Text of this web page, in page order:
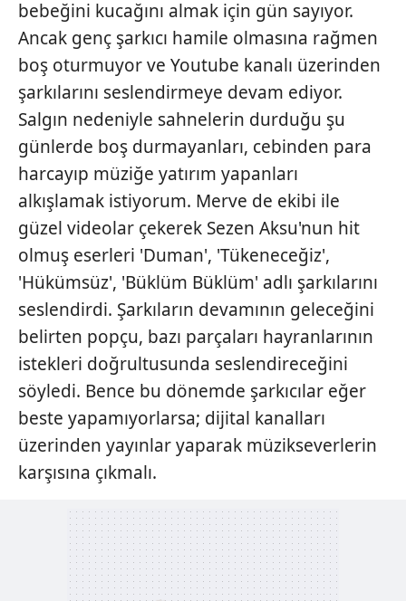
verileriniz işlenmekte olup gerekli olan çerezler bilgi
toplumu hizmetlerinin sunulması amacıyla
kullanılmaktadır. Diğer çerezler, sitemizin daha işlevsel
kılınması ve kişiselleştirilmesi ve sizlere yönelik
reklam/pazarlama faaliyetlerinin yapılması, amaçlarıyla
sınırlı olarak açık rızanız dahilinde kullanılacaktır.
Çerezlere ilişkin tercihlerinizi aşağıda yer alan panel
vasıtasıyla belirleyebilirsiniz. Çerezlere ilişkin detaylı bilgi
için Ayarlar butonuna tıklayabilir,
Metnimiziziyaret edebilirsiniz.
6698 sayılı Kişisel Verilerin Korunması Kanunu uyarınca
hazırlanmış Aydınlatma Metnimizi okumak ve sitemizde
ilgili mevzuata uygun olarak kullanılan çerezlerle ilgili bilgi
almak için lütfentıklayınız .
bebeğini kucağını almak için gün sayıyor.
Ancak genç şarkıcı hamile olmasına rağmen
boş oturmuyor ve Youtube kanalı üzerinden
şarkılarını seslendirmeye devam ediyor.
Salgın nedeniyle sahnelerin durduğu şu
günlerde boş durmayanları, cebinden para
harcayıp müziğe yatırım yapanları
alkışlamak istiyorum. Merve de ekibi ile
güzel videolar çekerek Sezen Aksu'nun hit
olmuş eserleri 'Duman', 'Tükeneceğiz',
'Hükümsüz', 'Büklüm Büklüm' adlı şarkılarını
seslendirdi. Şarkıların devamının geleceğini
belirten popçu, bazı parçaları hayranlarının
istekleri doğrultusunda seslendireceğini
söyledi. Bence bu dönemde şarkıcılar eğer
beste yapamıyorlarsa; dijital kanalları
üzerinden yayınlar yaparak müzikseverlerin
karşısına çıkmalı.